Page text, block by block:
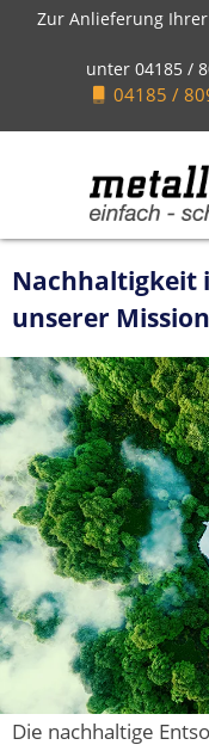
Zur Anlieferung
unter 04185 /
04185 /
Nachhaltigkeit
unserer
Die nachhaltige